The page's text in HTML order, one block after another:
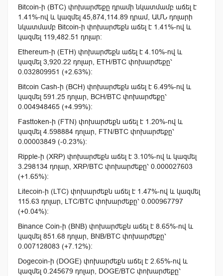
Bitcoin-ի (BTC) փոխարժեքը դրամի նկատմամբ աճել է
1.41%-ով և կազմել 45,874,114.89 դրամ, ԱՄՆ դոլարի
նկատմամբ Bitcoin-ի փոխարժեքն աճել է 1.41%-ով և
կազմել 119,482.51 դոլար:
Ethereum-ի (ETH) փոխարժեքն աճել է 4.10%-ով և
կազմել 3,920.22 դոլար, ETH/BTC փոխարժեքը՝
0.032809951 (+2.63%):
Bitcoin Cash-ի (BCH) փոխարժեքն աճել է 6.49%-ով և
կազմել 591.25 դոլար, BCH/BTC փոխարժեքը՝
0.004948465 (+4.99%):
Fasttoken-ի (FTN) փոխարժեքն աճել է 1.20%-ով և
կազմել 4.598884 դոլար, FTN/BTC փոխարժեքը՝
0.00003849 (-0.23%):
Ripple-ի (XRP) փոխարժեքն աճել է 3.10%-ով և կազմել
3.298134 դոլար, XRP/BTC փոխարժեքը՝ 0.000027603
(+1.65%):
Litecoin-ի (LTC) փոխարժեքն աճել է 1.47%-ով և կազմել
115.63 դոլար, LTC/BTC փոխարժեքը՝ 0.000967797
(+0.04%):
Binance Coin-ի (BNB) փոխարժեքն աճել է 8.65%-ով և
կազմել 851.68 դոլար, BNB/BTC փոխարժեքը՝
0.007128083 (+7.12%):
Dogecoin-ի (DOGE) փոխարժեքն աճել է 2.65%-ով և
կազմել 0.245679 դոլար, DOGE/BTC փոխարժեքը՝